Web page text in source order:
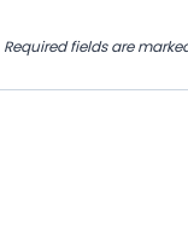
Required fields are